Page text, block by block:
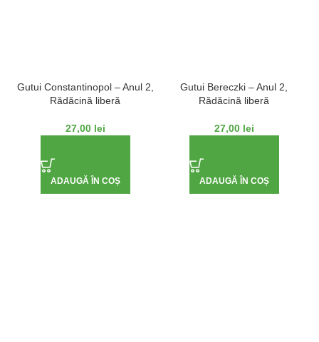
Gutui Constantinopol – Anul 2,
Rădăcină liberă
27,00 lei
ADAUGĂ ÎN COȘ
Gutui Bereczki – Anul 2,
Rădăcină liberă
27,00 lei
ADAUGĂ ÎN COȘ